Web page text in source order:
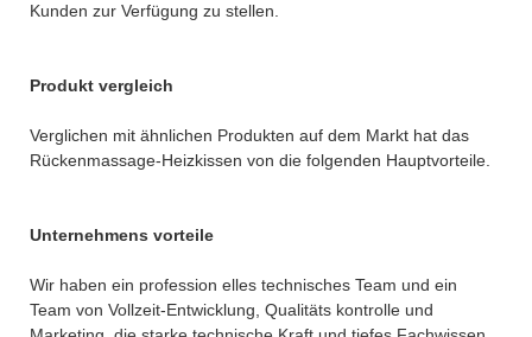
Kunden zur Verfügung zu stellen.
Produkt vergleich
Verglichen mit ähnlichen Produkten auf dem Markt hat das
Rückenmassage-Heizkissen von die folgenden Hauptvorteile.
Unternehmens vorteile
Wir haben ein profession elles technisches Team und ein
Team von Vollzeit-Entwicklung, Qualitäts kontrolle und